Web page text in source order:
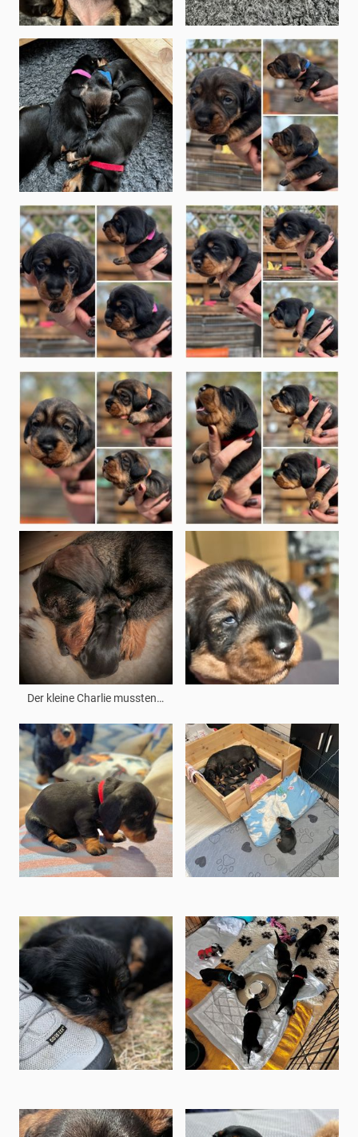
Der kleine Charlie mussten wir leider gehen lassen...